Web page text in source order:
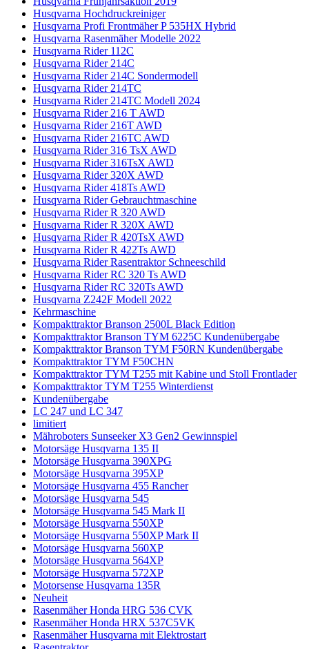
Husqvarna Hochdruckreiniger
Husqvarna Profi Frontmäher P 535HX Hybrid
Husqvarna Rasenmäher Modelle 2022
Husqvarna Rider 112C
Husqvarna Rider 214C
Husqvarna Rider 214C Sondermodell
Husqvarna Rider 214TC
Husqvarna Rider 214TC Modell 2024
Husqvarna Rider 216 T AWD
Husqvarna Rider 216T AWD
Husqvarna Rider 216TC AWD
Husqvarna Rider 316 TsX AWD
Husqvarna Rider 316TsX AWD
Husqvarna Rider 320X AWD
Husqvarna Rider 418Ts AWD
Husqvarna Rider Gebrauchtmaschine
Husqvarna Rider R 320 AWD
Husqvarna Rider R 320X AWD
Husqvarna Rider R 420TsX AWD
Husqvarna Rider R 422Ts AWD
Husqvarna Rider Rasentraktor Schneeschild
Husqvarna Rider RC 320 Ts AWD
Husqvarna Rider RC 320Ts AWD
Husqvarna Z242F Modell 2022
Kehrmaschine
Kompakttraktor Branson 2500L Black Edition
Kompakttraktor Branson TYM 6225C Kundenübergabe
Kompakttraktor Branson TYM F50RN Kundenübergabe
Kompakttraktor TYM F50CHN
Kompakttraktor TYM T255 mit Kabine und Stoll Frontlader
Kompakttraktor TYM T255 Winterdienst
Kundenübergabe
LC 247 und LC 347
limitiert
Mähroboters Sunseeker X3 Gen2 Gewinnspiel
Motorsäge Husqvarna 135 II
Motorsäge Husqvarna 390XPG
Motorsäge Husqvarna 395XP
Motorsäge Husqvarna 455 Rancher
Motorsäge Husqvarna 545
Motorsäge Husqvarna 545 Mark II
Motorsäge Husqvarna 550XP
Motorsäge Husqvarna 550XP Mark II
Motorsäge Husqvarna 560XP
Motorsäge Husqvarna 564XP
Motorsäge Husqvarna 572XP
Motorsense Husqvarna 135R
Neuheit
Rasenmäher Honda HRG 536 CVK
Rasenmäher Honda HRX 537C5VK
Rasenmäher Husqvarna mit Elektrostart